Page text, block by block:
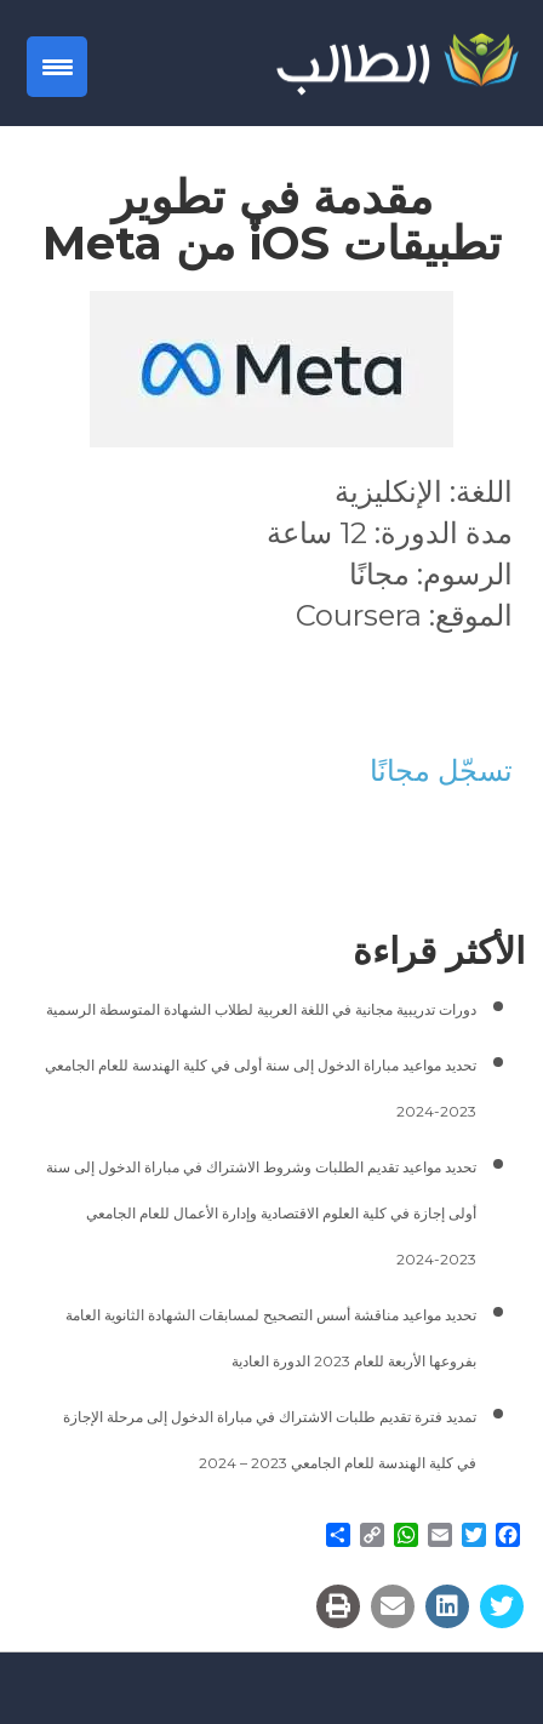
مقدمة في تطوير
تطبيقات iOS من Meta
اللغة: الإنكليزية
مدة الدورة: 12 ساعة
الرسوم: مجانًا
الموقع: Coursera
تسجّل مجانًا
الأكثر قراءة
دورات تدريبية مجانية في اللغة العربية لطلاب الشهادة المتوسطة الرسمية
تحديد مواعيد مباراة الدخول إلى سنة أولى في كلية الهندسة للعام الجامعي
2023-2024
تحديد مواعيد تقديم الطلبات وشروط الاشتراك في مباراة الدخول إلى سنة
أولى إجازة في كلية العلوم الاقتصادية وإدارة الأعمال للعام الجامعي
2023-2024
تحديد مواعيد مناقشة أسس التصحيح لمسابقات الشهادة الثانوية العامة
بفروعها الأربعة للعام 2023 الدورة العادية
تمديد فترة تقديم طلبات الاشتراك في مباراة الدخول إلى مرحلة الإجازة
في كلية الهندسة للعام الجامعي 2023 – 2024
Facebook
Twitter
Email
WhatsApp
Copy